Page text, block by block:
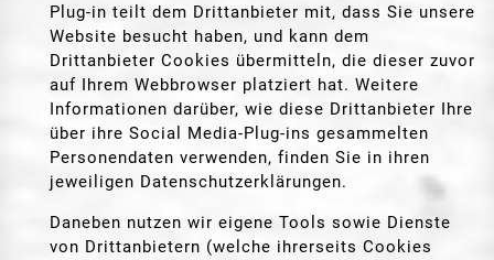
Plug-in teilt dem Drittanbieter mit, dass Sie unsere
Website besucht haben, und kann dem
Drittanbieter Cookies übermitteln, die dieser zuvor
auf Ihrem Webbrowser platziert hat. Weitere
Informationen darüber, wie diese Drittanbieter Ihre
über ihre Social Media-Plug-ins gesammelten
Personendaten verwenden, finden Sie in ihren
jeweiligen Datenschutzerklärungen.
Daneben nutzen wir eigene Tools sowie Dienste
von Drittanbietern (welche ihrerseits Cookies